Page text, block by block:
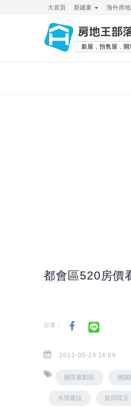
大首頁 新建案 海外房
房地王部
新屋．預售屋．開
都會區520房
分享：
2013-05-23 14:09
關長重劃區 桃園
永陞建設 藍田陞玉